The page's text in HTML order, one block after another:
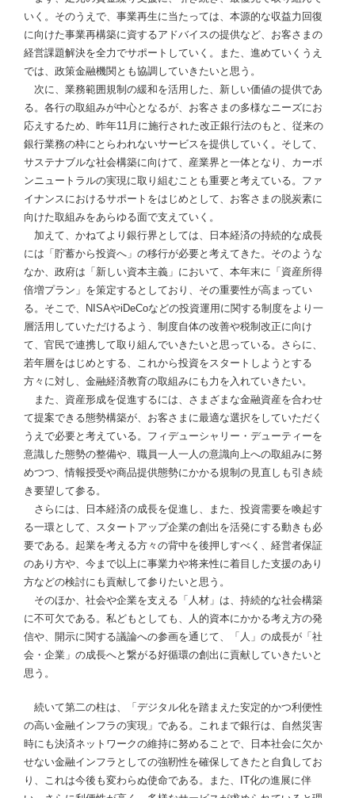
いく。そのうえで、事業再生に当たっては、本源的な収益力回復
に向けた事業再構築に資するアドバイスの提供など、お客さまの
経営課題解決を全力でサポートしていく。また、進めていくうえ
では、政策金融機関とも協調していきたいと思う。
次に、業務範囲規制の緩和を活用した、新しい価値の提供であ
る。各行の取組みが中心となるが、お客さまの多様なニーズにお
応えするため、昨年11月に施行された改正銀行法のもと、従来の
銀行業務の枠にとらわれないサービスを提供していく。そして、
サステナブルな社会構築に向けて、産業界と一体となり、カーボ
ンニュートラルの実現に取り組むことも重要と考えている。ファ
イナンスにおけるサポートをはじめとして、お客さまの脱炭素に
向けた取組みをあらゆる面で支えていく。
加えて、かねてより銀行界としては、日本経済の持続的な成長
には「貯蓄から投資へ」の移行が必要と考えてきた。そのような
なか、政府は「新しい資本主義」において、本年末に「資産所得
倍増プラン」を策定するとしており、その重要性が高まってい
る。そこで、NISAやiDeCoなどの投資運用に関する制度をより一
層活用していただけるよう、制度自体の改善や税制改正に向け
て、官民で連携して取り組んでいきたいと思っている。さらに、
若年層をはじめとする、これから投資をスタートしようとする
方々に対し、金融経済教育の取組みにも力を入れていきたい。
また、資産形成を促進するには、さまざまな金融資産を合わせ
て提案できる態勢構築が、お客さまに最適な選択をしていただく
うえで必要と考えている。フィデューシャリー・デューティーを
意識した態勢の整備や、職員一人一人の意識向上への取組みに努
めつつ、情報授受や商品提供態勢にかかる規制の見直しも引き続
き要望して参る。
さらには、日本経済の成長を促進し、また、投資需要を喚起す
る一環として、スタートアップ企業の創出を活発にする動きも必
要である。起業を考える方々の背中を後押しすべく、経営者保証
のあり方や、今まで以上に事業力や将来性に着目した支援のあり
方などの検討にも貢献して参りたいと思う。
そのほか、社会や企業を支える「人材」は、持続的な社会構築
に不可欠である。私どもとしても、人的資本にかかる考え方の発
信や、開示に関する議論への参画を通じて、「人」の成長が「社
会・企業」の成長へと繋がる好循環の創出に貢献していきたいと
思う。
続いて第二の柱は、「デジタル化を踏まえた安定的かつ利便性
の高い金融インフラの実現」である。これまで銀行は、自然災害
時にも決済ネットワークの維持に努めることで、日本社会に欠か
せない金融インフラとしての強靭性を確保してきたと自負してお
り、これは今後も変わらぬ使命である。また、IT化の進展に伴